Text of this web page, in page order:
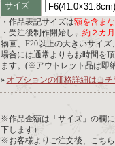
サイズ
・作品表記サイズは額を含ま
・受注後制作開始し、 約２カ
物画、F20以上の大きいサイ
場合には通常よりもお時間を
ます。(※アウトレット品は即
» オプションの価格詳細はコチ
※作品金額は「サイズ」の欄
下します）
※お客様よりご注文後、こち